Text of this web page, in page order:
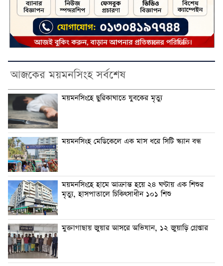
আজকের ময়মনসিংহ সর্বশেষ
ময়মনসিংহে ছুরিকাঘাতে যুবকের মৃত্যু
ময়মনসিংহ মেডিকেলে এক মাস ধরে সিটি স্ক্যান বন্ধ
ময়মনসিংহে হামে আক্রান্ত হয়ে ২৪ ঘণ্টায় এক শিশুর
মৃত্যু, হাসপাতালে চিকিৎসাধীন ১০১ শিশু
মুক্তাগাছায় জুয়ার আসরে অভিযান, ১২ জুয়াড়ি গ্রেপ্তার